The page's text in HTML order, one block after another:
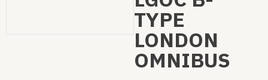
TYPE
LONDON
OMNIBUS